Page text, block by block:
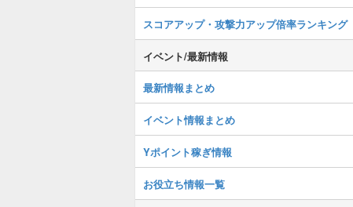
スコアアップ・攻撃力アップ倍率ランキング
イベント/最新情報
最新情報まとめ
イベント情報まとめ
Yポイント稼ぎ情報
お役立ち情報一覧